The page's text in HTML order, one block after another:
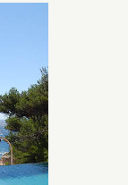
sont
leur
et de